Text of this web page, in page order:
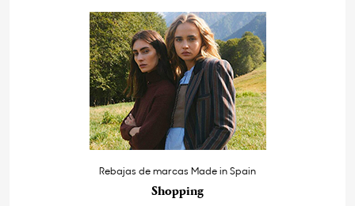
Rebajas de marcas Made in Spain
Shopping